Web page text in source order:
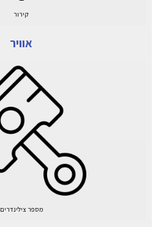
קירור
אוויר
מספר צילינדרים